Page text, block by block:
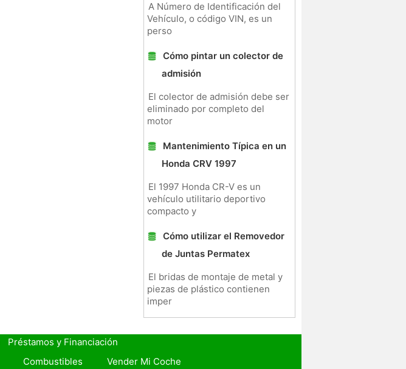
A Número de Identificación del
Vehículo, o código VIN, es un
perso
Cómo pintar un colector de
admisión
El colector de admisión debe ser
eliminado por completo del
motor
Mantenimiento Típica en un
Honda CRV 1997
El 1997 Honda CR-V es un
vehículo utilitario deportivo
compacto y
Cómo utilizar el Removedor
de Juntas Permatex
El bridas de montaje de metal y
piezas de plástico contienen
imper
Préstamos y Financiación
Combustibles Vender Mi Coche